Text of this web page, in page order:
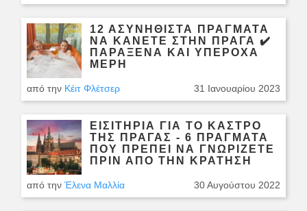
12 ΑΣΥΝΉΘΙΣΤΑ ΠΡΆΓΜΑΤΑ
ΝΑ ΚΆΝΕΤΕ ΣΤΗΝ ΠΡΆΓΑ ✔️
ΠΑΡΆΞΕΝΑ ΚΑΙ ΥΠΈΡΟΧΑ
ΜΈΡΗ
από την Κέιτ Φλέτσερ 31 Ιανουαρίου 2023
ΕΙΣΙΤΉΡΙΑ ΓΙΑ ΤΟ ΚΆΣΤΡΟ
ΤΗΣ ΠΡΆΓΑΣ - 6 ΠΡΆΓΜΑΤΑ
ΠΟΥ ΠΡΈΠΕΙ ΝΑ ΓΝΩΡΊΖΕΤΕ
ΠΡΙΝ ΑΠΌ ΤΗΝ ΚΡΆΤΗΣΗ
από την Έλενα Μαλλία 30 Αυγούστου 2022